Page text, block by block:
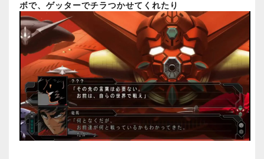
ボで、ゲッターでチラつかせてくれたり